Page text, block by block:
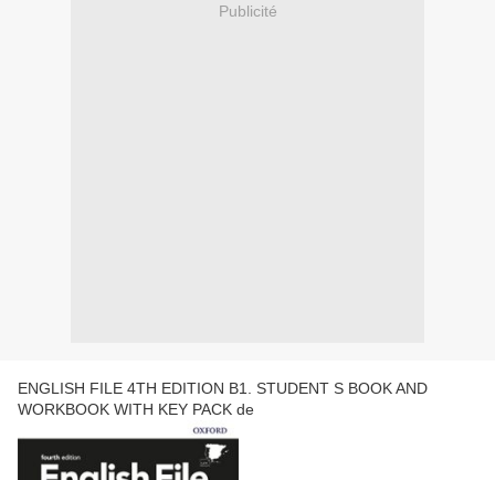
Publicité
ENGLISH FILE 4TH EDITION B1. STUDENT S BOOK AND
WORKBOOK WITH KEY PACK de